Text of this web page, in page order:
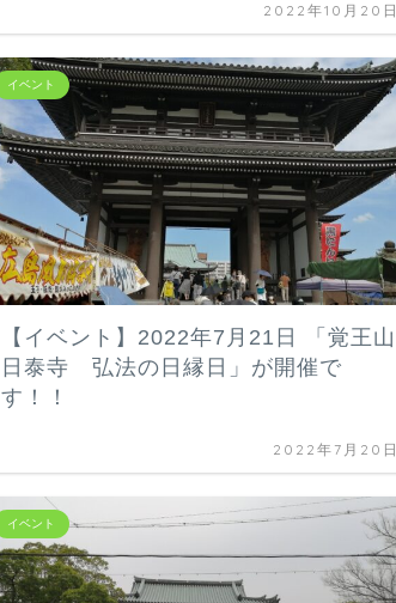
2022年10月20日
イベント
【イベント】2022年7月21日 「覚王山
日泰寺 弘法の日縁日」が開催で
す！！
2022年7月20日
イベント